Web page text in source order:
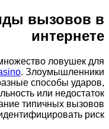
вызовов в
интернете
ловушек для
. Злоумышленники
способы ударов,
или недостаток
типичных вызовов
риск.